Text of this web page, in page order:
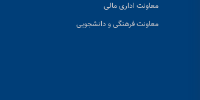
معاونت اداری مالی
معاونت فرهنگی و دانشجویی